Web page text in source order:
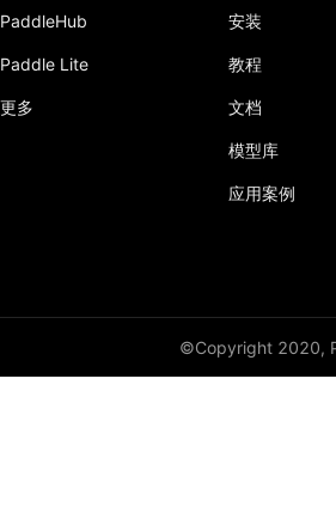
PaddleHub
Paddle Lite
更多
安装
教程
文档
模型库
应用案例
©Copyright 2020,